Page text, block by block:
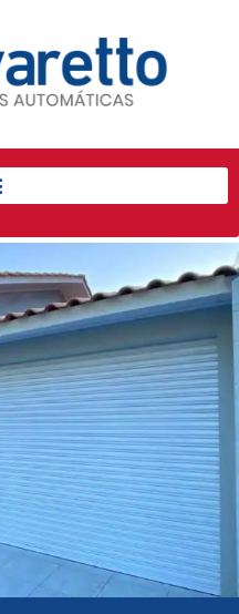
Início
Produtos
Porta de Enrolar Automática
Automatizadores
Acessórios Para Portas de
Enrolar
Pintura eletrostática
Portfólio
Contato
Acessórios